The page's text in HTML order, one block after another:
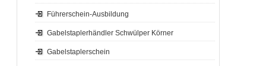
Führerschein-Ausbildung
Gabelstaplerhändler Schwülper Körner
Gabelstaplerschein